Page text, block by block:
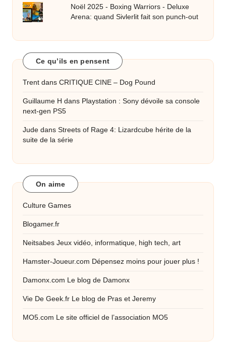
Noël 2025 - Boxing Warriors - Deluxe
Arena: quand Sivlerlit fait son punch-out
Ce qu’ils en pensent
Trent dans CRITIQUE CINE – Dog Pound
Guillaume H dans Playstation : Sony dévoile sa console
next-gen PS5
Jude dans Streets of Rage 4: Lizardcube hérite de la
suite de la série
On aime
Culture Games
Blogamer.fr
Neitsabes Jeux vidéo, informatique, high tech, art
Hamster-Joueur.com Dépensez moins pour jouer plus !
Damonx.com Le blog de Damonx
Vie De Geek.fr Le blog de Pras et Jeremy
MO5.com Le site officiel de l’association MO5